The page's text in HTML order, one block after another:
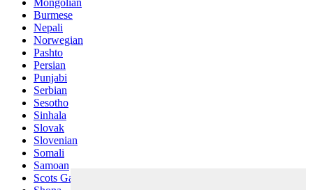
Burmese
Nepali
Norwegian
Pashto
Persian
Punjabi
Serbian
Sesotho
Sinhala
Slovak
Slovenian
Somali
Samoan
Scots Gaelic